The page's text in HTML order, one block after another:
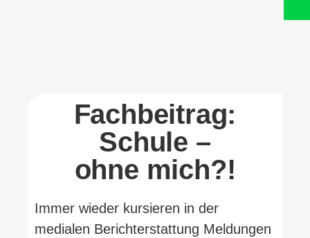
Fach­beitrag:
Schule –
ohne mich?!
Immer wieder kur­sieren in der
medialen Bericht­erstattung Mel­dungen